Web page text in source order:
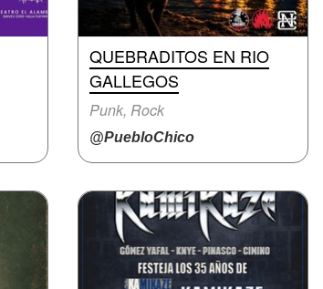
QUEBRADITOS EN RIO
GALLEGOS
Punk, Rock
@PuebloChico